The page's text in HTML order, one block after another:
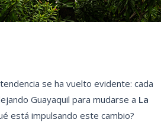
se ha vuelto evidente: cada
Guayaquil para mudarse a La
está impulsando este cambio?